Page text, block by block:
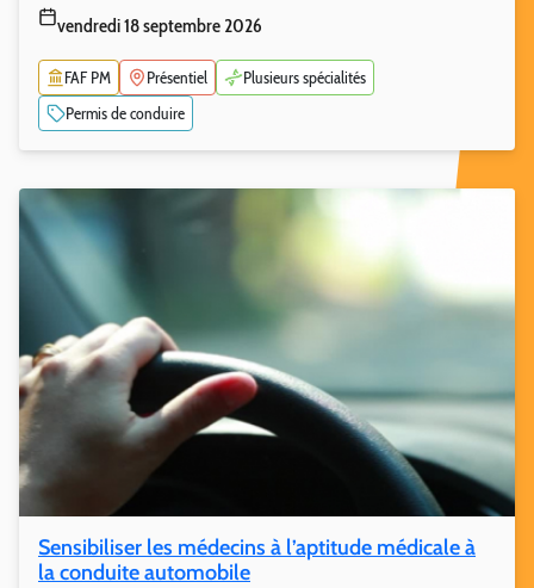
vendredi 18 septembre 2026
FAF PM Présentiel
Plusieurs spécialités
Permis de conduire
Sensibiliser les médecins à l’aptitude médicale à
la conduite automobile